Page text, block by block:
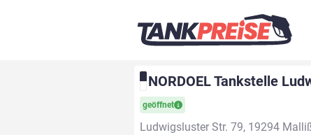
NORDOEL Tankstelle
geöffnet
Ludwigsluster Str. 79, 19294